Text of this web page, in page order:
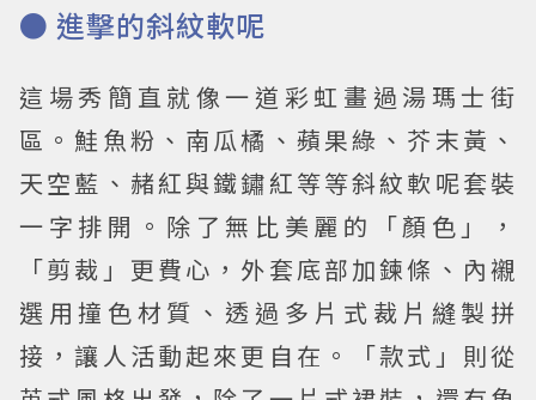
● 進擊的斜紋軟呢
這場秀簡直就像一道彩虹畫過湯瑪士街
區。鮭魚粉、南瓜橘、蘋果綠、芥末黃、
天空藍、赭紅與鐵鏽紅等等斜紋軟呢套裝
一字排開。除了無比美麗的「顏色」，
「剪裁」更費心，外套底部加鍊條、內襯
選用撞色材質、透過多片式裁片縫製拼
接，讓人活動起來更自在。「款式」則從